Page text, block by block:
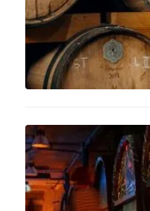
Cours d'oenologie
Cours d'oenologie
Tous les cours
Visite cave &
Visite chateau &
Visite cave &